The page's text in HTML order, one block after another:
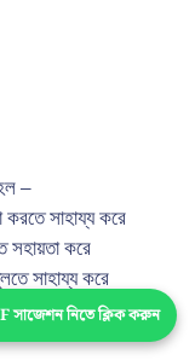
–
করতে সাহায্য করে
সহায়তা করে
সাহায্য করে
সাজেশন নিতে ক্লিক করুন